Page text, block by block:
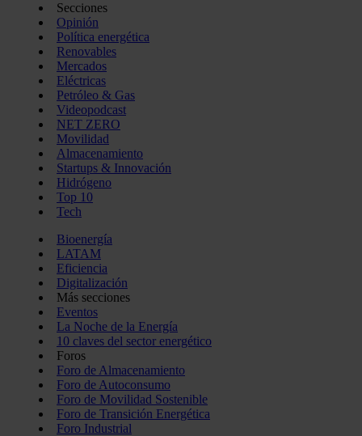
Secciones
Opinión
Política energética
Renovables
Mercados
Eléctricas
Petróleo & Gas
Videopodcast
NET ZERO
Movilidad
Almacenamiento
Startups & Innovación
Hidrógeno
Top 10
Tech
Bioenergía
LATAM
Eficiencia
Digitalización
Más secciones
Eventos
La Noche de la Energía
10 claves del sector energético
Foros
Foro de Almacenamiento
Foro de Autoconsumo
Foro de Movilidad Sostenible
Foro de Transición Energética
Foro Industrial